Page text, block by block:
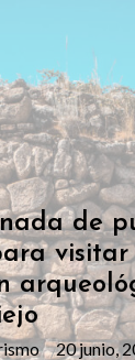
de
20 junio,